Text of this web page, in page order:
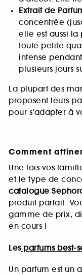
Extrait de
concentrée
elle est aussi la
toute petite
intense
plusieurs jours
La plupart des
proposent leurs
pour s’adapter à
Comment
Une fois vos
et le type de
catalogue
produit parfait.
gamme de prix,
en cours !
Lesparfums best-
Un parfum est un